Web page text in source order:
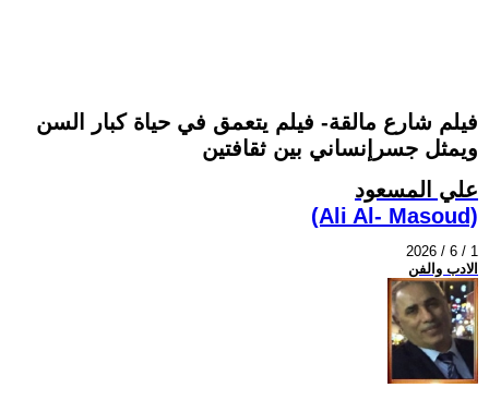
فيلم شارع مالقة- فيلم يتعمق في حياة كبار السن
ويمثل جسرإنساني بين ثقافتين
علي المسعود
(Ali Al- Masoud)
2026 / 6 / 1
الادب والفن